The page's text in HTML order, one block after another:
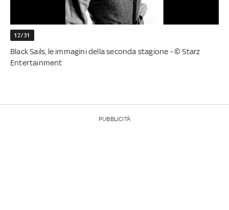
12/31
Black Sails, le immagini della seconda stagione - © Starz
Entertainment
PUBBLICITÀ